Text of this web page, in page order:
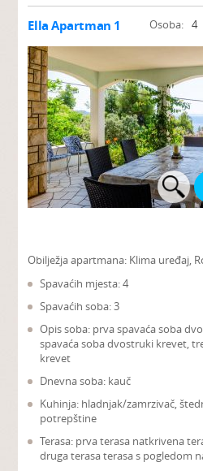
Ella Apartman 1 Osoba: 4
Obilježja apartmana: Klima uređaj,
Spavaćih mjesta: 4
Spavaćih soba: 3
Opis soba: prva spavaća soba
spavaća soba dvostruki krevet,
krevet
Dnevna soba: kauč
Kuhinja: hladnjak/zamrzivač,
potrepštine
Terasa: prva terasa natkrivena
druga terasa terasa s pogledom